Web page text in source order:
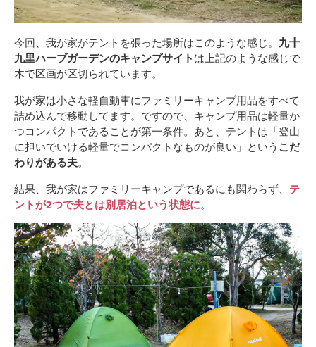
今回、我が家がテントを張った場所はこのような感じ。 九十
九里ハーブガーデンのキャンプサイト は上記のような感じで
木で区画が区切られています。
我が家は小さな軽自動車にファミリーキャンプ用品をすべて
詰め込んで移動してます。ですので、キャンプ用品は軽量か
つコンパクトであることが第一条件。あと、テントは「登山
に担いでいける軽量でコンパクトなものが良い」という こだ
わりがある夫。
結果、我が家はファミリーキャンプであるにも関わらず、 テ
ントが2つで夫とは別居泊という状態に。